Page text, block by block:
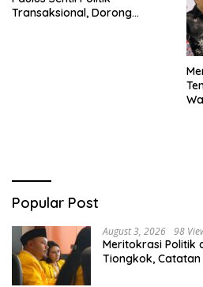
Transaksional, Dorong
Popular Post
August 3, 2026 98
Meritokrasi Politik
Tiongkok,